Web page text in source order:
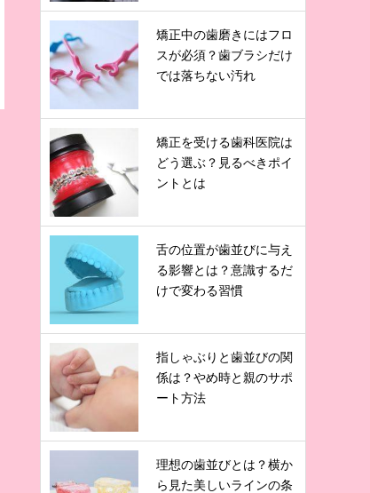
矯正中の歯磨きにはフロ
スが必須？歯ブラシだけ
では落ちない汚れ
矯正を受ける歯科医院は
どう選ぶ？見るべきポイ
ントとは
舌の位置が歯並びに与え
る影響とは？意識するだ
けで変わる習慣
指しゃぶりと歯並びの関
係は？やめ時と親のサポ
ート方法
理想の歯並びとは？横か
ら見た美しいラインの条